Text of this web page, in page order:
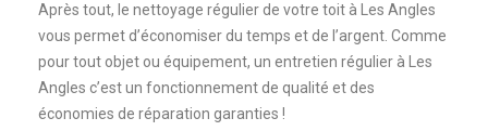
Après tout, le nettoyage régulier de votre toit à Les Angles
vous permet d’économiser du temps et de l’argent. Comme
pour tout objet ou équipement, un entretien régulier à Les
Angles c’est un fonctionnement de qualité et des
économies de réparation garanties !